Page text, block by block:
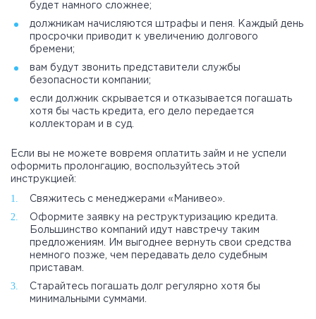
будет намного сложнее;
должникам начисляются штрафы и пеня. Каждый день
просрочки приводит к увеличению долгового
бремени;
вам будут звонить представители службы
безопасности компании;
если должник скрывается и отказывается погашать
хотя бы часть кредита, его дело передается
коллекторам и в суд.
Если вы не можете вовремя оплатить займ и не успели
оформить пролонгацию, воспользуйтесь этой
инструкцией:
Свяжитесь с менеджерами «Манивео».
Оформите заявку на реструктуризацию кредита.
Большинство компаний идут навстречу таким
предложениям. Им выгоднее вернуть свои средства
немного позже, чем передавать дело судебным
приставам.
Старайтесь погашать долг регулярно хотя бы
минимальными суммами.